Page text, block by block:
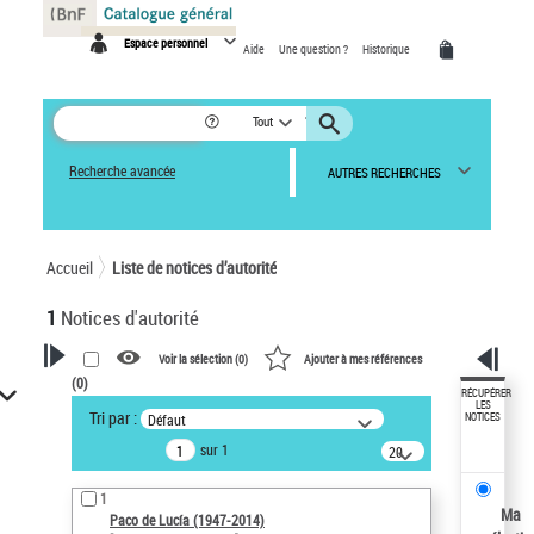
Espace personnel Aide Une question ? Historique
Tout
Recherche avancée AUTRES RECHERCHES
Accueil Liste de notices d’autorité
1 Notices d'autorité
VOTRE RECHERCHE
Recherche avancée dans les
notices d’autorité
Œuvres liées à l'auteur :
Paco de Lucía (1947-2014)
Voir la sélection (0) Ajouter à mes références
(0)
Tri par : Défaut
sur 1
20
résultats/page
1
Paco de Lucía (1947-2014)
RÉCUPÉRER
LES
NOTICES
Ma
Panneau de gestion des cookies